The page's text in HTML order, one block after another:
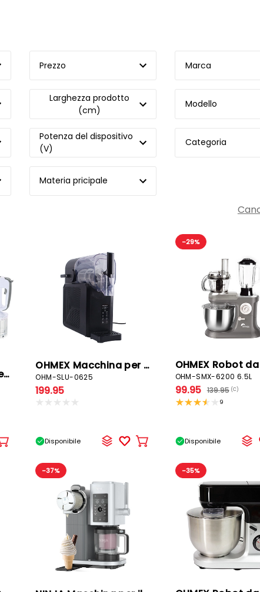
Prezzo Marca
Larghezza prodotto
(cm)
Modello
Potenza del dispositivo
(V)
Categoria
Materia pricipale
KOENIG Sbattitore elettrico
Aggiungere
carrello
OHMEX Macchina per granita
OHM-SLU-0625
199.95
Disponibile Aggiungere
carrello
-29%
OHM-SMX-6200 6.5L
99.95 139.95 (C)
9
Disponibile
-37% -35%